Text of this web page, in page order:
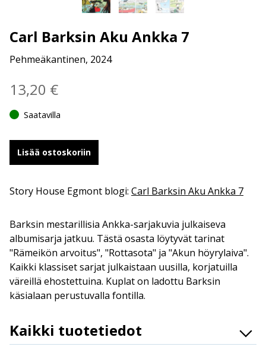
Carl Barksin Aku Ankka 7
Pehmeäkantinen, 2024
13,20 €
Saatavilla
Lisää ostoskoriin
Story House Egmont blogi: Carl Barksin Aku Ankka 7
Barksin mestarillisia Ankka-sarjakuvia julkaiseva
albumisarja jatkuu. Tästä osasta löytyvät tarinat
"Rämeikön arvoitus", "Rottasota" ja "Akun höyrylaiva".
Kaikki klassiset sarjat julkaistaan uusilla, korjatuilla
väreillä ehostettuina. Kuplat on ladottu Barksin
käsialaan perustuvalla fontilla.
Kaikki tuotetiedot